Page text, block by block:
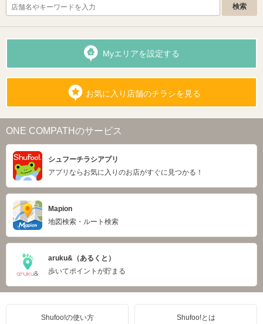
Myエリアを設定する
お気に入り店舗のチラシを見る
ONE COMPATHのサービス
シュフーチラシアプリ
アプリならお気に入りのお店がすぐに見つかる！
Mapion
地図検索・ルート検索
aruku&（あるくと）
歩いてポイントが貯まる
Shufoo!の使い方 Shufoo!とは